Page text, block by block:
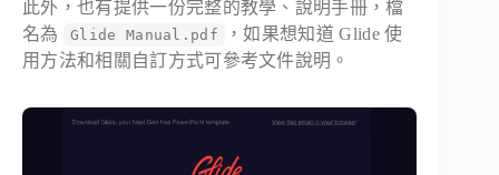
此外，也有提供一份完整的教學、說明手冊，檔
名為
Glide Manual.pdf
，如果想知道 Glide 使
用方法和相關自訂方式可參考文件說明。